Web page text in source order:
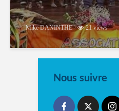
Mike DANINTHE 21 views
Nous suivre